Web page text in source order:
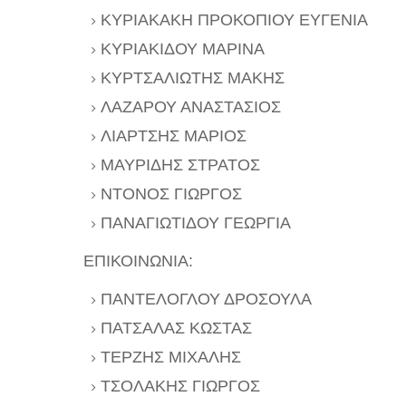
ΚΥΡΙΑΚΑΚΗ ΠΡΟΚΟΠΙΟΥ ΕΥΓΕΝΙΑ
ΚΥΡΙΑΚΙΔΟΥ ΜΑΡΙΝΑ
ΚΥΡΤΣΑΛΙΩΤΗΣ ΜΑΚΗΣ
ΛΑΖΑΡΟΥ ΑΝΑΣΤΑΣΙΟΣ
ΛΙΑΡΤΣΗΣ ΜΑΡΙΟΣ
ΜΑΥΡΙΔΗΣ ΣΤΡΑΤΟΣ
ΝΤΟΝΟΣ ΓΙΩΡΓΟΣ
ΠΑΝΑΓΙΩΤΙΔΟΥ ΓΕΩΡΓΙΑ
ΕΠΙΚΟΙΝΩΝΙΑ:
ΠΑΝΤΕΛΟΓΛΟΥ ΔΡΟΣΟΥΛΑ
ΠΑΤΣΑΛΑΣ ΚΩΣΤΑΣ
ΤΕΡΖΗΣ ΜΙΧΑΛΗΣ
ΤΣΟΛΑΚΗΣ ΓΙΩΡΓΟΣ